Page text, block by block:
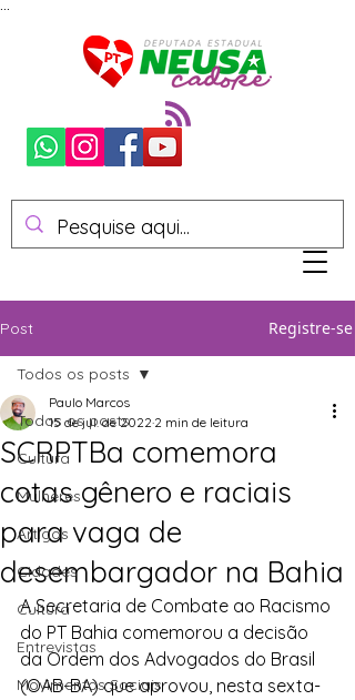
Post Registre-se
Todos os posts
Cultura
Mulheres
Artigos
Cidades
Cultura
Entrevistas
Movimentos Sociais
Todos os posts
SCRPTBa comemora
cotas gênero e raciais
para vaga de
desembargador na Bahia
Paulo Marcos
15 de jul. de 2022 2 min de leitura
A Secretaria de Combate ao Racismo
do PT Bahia comemorou a decisão
da Ordem dos Advogados do Brasil
(OAB-BA) que aprovou, nesta sexta-